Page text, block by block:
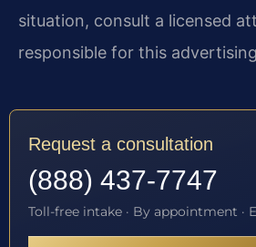
situation, consult a licensed
responsible for this
Request a consultation
(888) 437-7747
Toll-free intake · By appointment ·